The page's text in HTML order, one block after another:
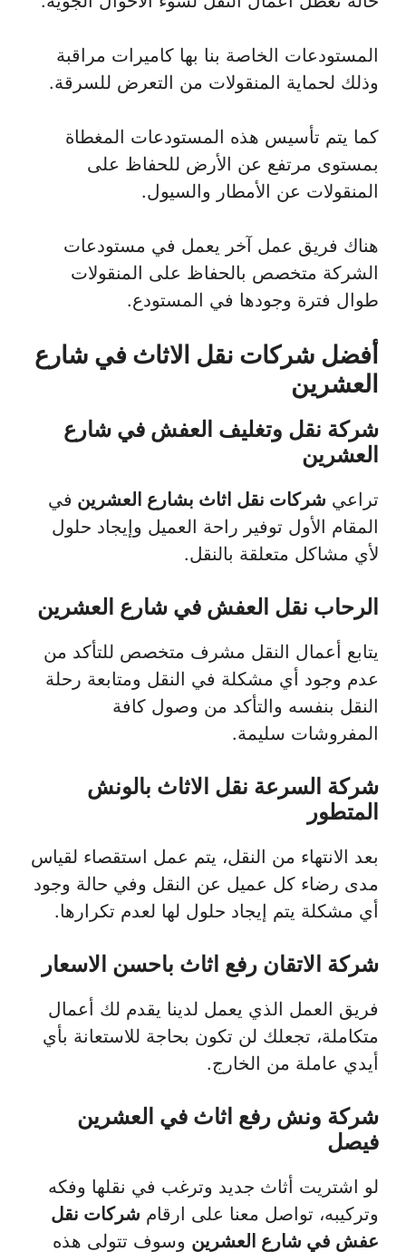
المستودعات الخاصة بنا بها كاميرات مراقبة
وذلك لحماية المنقولات من التعرض للسرقة.
كما يتم تأسيس هذه المستودعات المغطاة
بمستوى مرتفع عن الأرض للحفاظ على
المنقولات عن الأمطار والسيول.
هناك فريق عمل آخر يعمل في مستودعات
الشركة متخصص بالحفاظ على المنقولات
طوال فترة وجودها في المستودع.
أفضل شركات نقل الاثاث في شارع
العشرين
شركة نقل وتغليف العفش في شارع
العشرين
تراعي شركات نقل اثاث بشارع العشرين في
المقام الأول توفير راحة العميل وإيجاد حلول
لأي مشاكل متعلقة بالنقل.
الرحاب نقل العفش في شارع العشرين
يتابع أعمال النقل مشرف متخصص للتأكد من
عدم وجود أي مشكلة في النقل ومتابعة رحلة
النقل بنفسه والتأكد من وصول كافة
المفروشات سليمة.
شركة السرعة نقل الاثاث بالونش
المتطور
بعد الانتهاء من النقل، يتم عمل استقصاء لقياس
مدى رضاء كل عميل عن النقل وفي حالة وجود
أي مشكلة يتم إيجاد حلول لها لعدم تكرارها.
شركة الاتقان رفع اثاث باحسن الاسعار
فريق العمل الذي يعمل لدينا يقدم لك أعمال
متكاملة، تجعلك لن تكون بحاجة للاستعانة بأي
أيدي عاملة من الخارج.
شركة ونش رفع اثاث في العشرين
فيصل
لو اشتريت أثاث جديد وترغب في نقلها وفكه
وتركيبه، تواصل معنا على ارقام شركات نقل
عفش في شارع العشرين وسوف تتولى هذه